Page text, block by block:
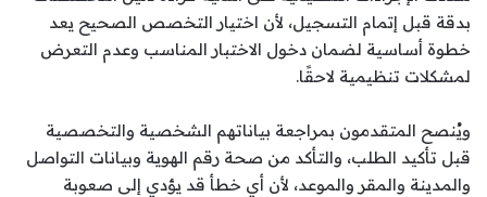
بدقة قبل إتمام التسجيل، لأن اختيار التخصص الصحيح يعد
خطوة أساسية لضمان دخول الاختبار المناسب وعدم التعرض
لمشكلات تنظيمية لاحقًا.
ويُنصح المتقدمون بمراجعة بياناتهم الشخصية والتخصصية
قبل تأكيد الطلب، والتأكد من صحة رقم الهوية وبيانات التواصل
والمدينة والمقر والموعد، لأن أي خطأ قد يؤدي إلى صعوبة